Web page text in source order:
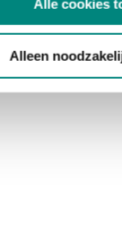
Alle cookies
Alleen